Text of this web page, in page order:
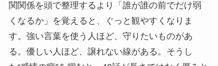
関関係を頭で整理するより「誰が誰の前でだけ弱
くなるか」を覚えると、ぐっと観やすくなりま
す。強い言葉を使う人ほど、守りたいものがあ
る。優しい人ほど、譲れない線がある。そうし